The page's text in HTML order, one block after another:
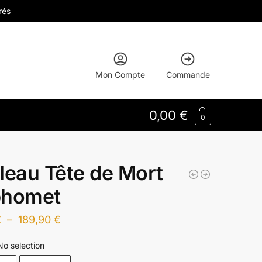
Mon Compte Commande
0,00 € 0
Tête de Mort
– 189,90 €
selection